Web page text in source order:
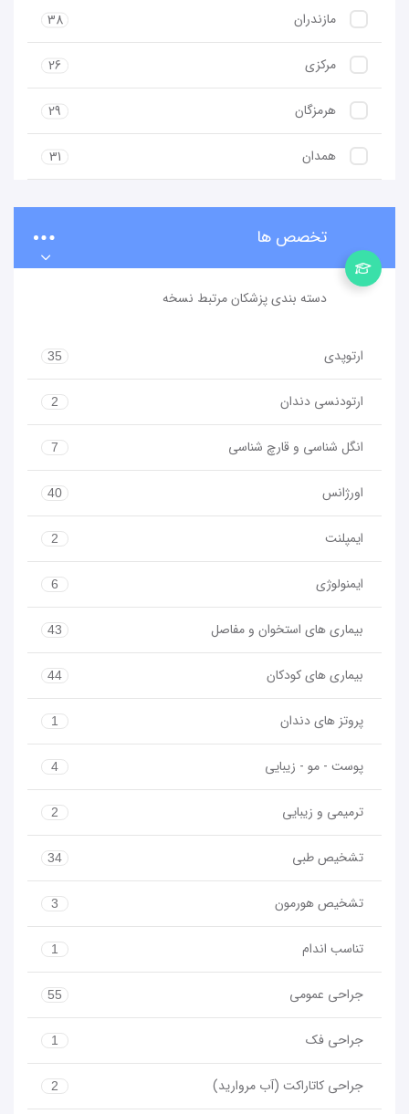
مازندران 38
مرکزی 26
هرمزگان 29
همدان 31
تخصص ها
دسته بندی پزشکان مرتبط نسخه
ارتوپدی 35
ارتودنسی دندان 2
انگل شناسی و قارچ شناسی 7
اورژانس 40
ایمپلنت 2
ایمنولوژی 6
بیماری های استخوان و مفاصل 43
بیماری های کودکان 44
پروتز های دندان 1
پوست - مو - زیبایی 4
ترمیمی و زیبایی 2
تشخیص طبی 34
تشخیص هورمون 3
تناسب اندام 1
جراحی عمومی 55
جراحی فک 1
جراحی کاتاراکت (آب مروارید) 2